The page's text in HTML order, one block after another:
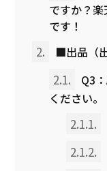
ですか？
です！
2. ■出品（
2.1.
Q3
ください。
2.1.1.
2.1.2.